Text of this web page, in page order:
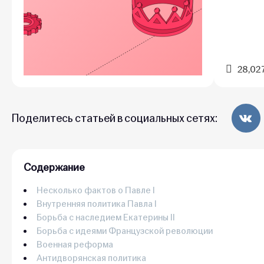
Поделитесь статьей в социальных сетях:
Содержание
Несколько фактов о Павле I
Внутренняя политика Павла I
Борьба с наследием Екатерины II
Борьба с идеями Французской революции
Военная реформа
Антидворянская политика